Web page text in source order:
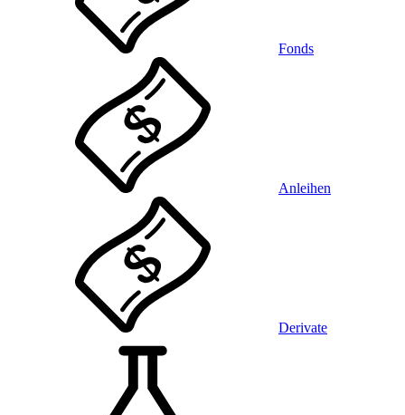
Fonds
Anleihen
Derivate